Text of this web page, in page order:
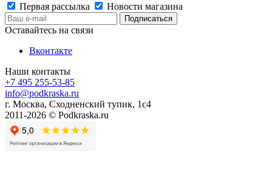
Первая рассылка
Новости магазина
Оставайтесь на связи
Вконтакте
Наши контакты
+7 495 255-53-85
info@podkraska.ru
г. Москва, Сходненский тупик, 1с4
2011-2026 © Podkraska.ru